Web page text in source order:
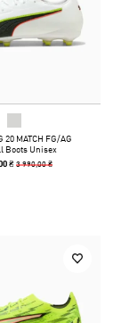
20 MATCH FG/AG
Boots Unisex
₴3 990,00 ₴